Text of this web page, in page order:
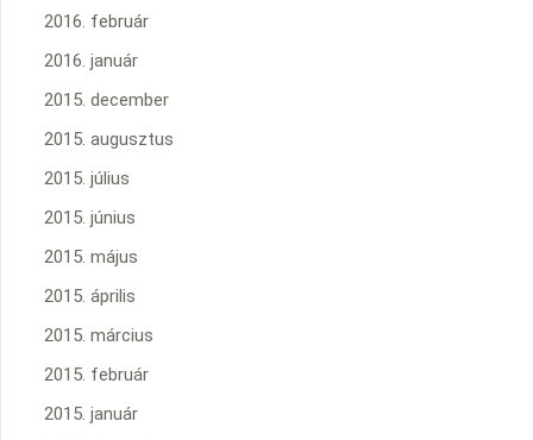
2016. február
2016. január
2015. december
2015. augusztus
2015. július
2015. június
2015. május
2015. április
2015. március
2015. február
2015. január